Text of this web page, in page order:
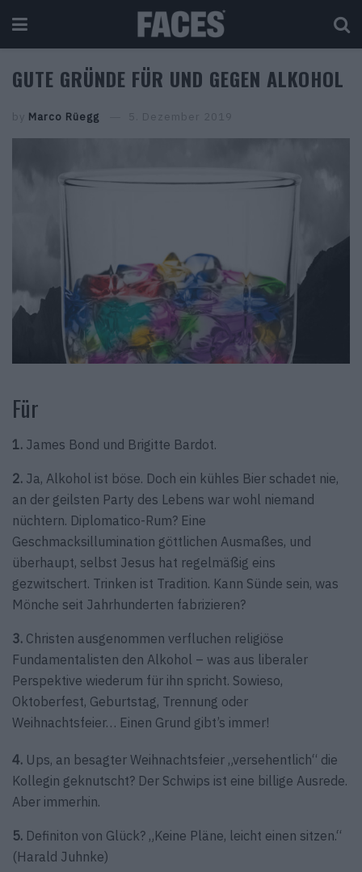
GUTE GRÜNDE FÜR UND GEGEN ALKOHOL
by Marco Rüegg 5. Dezember 2019
Für
1. James Bond und Brigitte Bardot.
2. Ja, Alkohol ist böse. Doch ein kühles Bier schadet nie,
an der geilsten Party des Lebens war wohl niemand
nüchtern. Diplomatico-Rum? Eine
Geschmacksillumination göttlichen Ausmaßes, und
überhaupt, selbst Jesus hat regelmäßig eins
gezwitschert. Trinken ist Tradition. Kann Sünde sein, was
Mönche seit Jahrhunderten fabrizieren?
3. Christen ausgenommen verfluchen religiöse
Fundamentalisten den Alkohol – was aus liberaler
Perspektive wiederum für ihn spricht. Sowieso,
Oktoberfest, Geburtstag, Trennung oder
Weihnachtsfeier… Einen Grund gibt’s immer!
4. Ups, an besagter Weihnachtsfeier „versehentlich“ die
Kollegin geknutscht? Der Schwips ist eine billige Ausrede.
Aber immerhin.
5. Definiton von Glück? „Keine Pläne, leicht einen sitzen.“
(Harald Juhnke)